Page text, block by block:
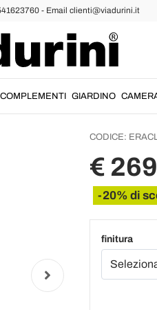
- Email clienti@viadurini.it
COMPLEMENTI GIARDINO
Made
CODICE:
€
-20% di
finitura